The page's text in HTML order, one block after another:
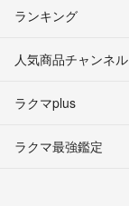
ランキング
人気商品チャンネル
ラクマplus
ラクマ最強鑑定